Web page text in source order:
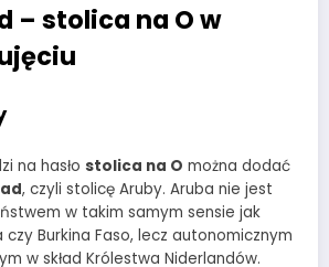
– stolica na O w
na hasło stolica na O można dodać
, czyli stolicę Aruby. Aruba nie jest
w takim samym sensie jak
czy Burkina Faso, lecz autonomicznym
w skład Królestwa Niderlandów.